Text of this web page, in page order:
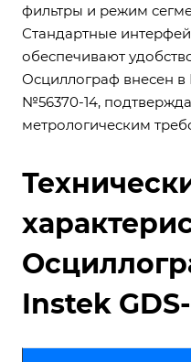
фильтры и режим
Стандартные
обеспечивают
Осциллограф внесен
№56370-14,
метрологическим
Instek